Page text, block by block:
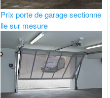
Prix porte de garage sectionne
lle sur mesure